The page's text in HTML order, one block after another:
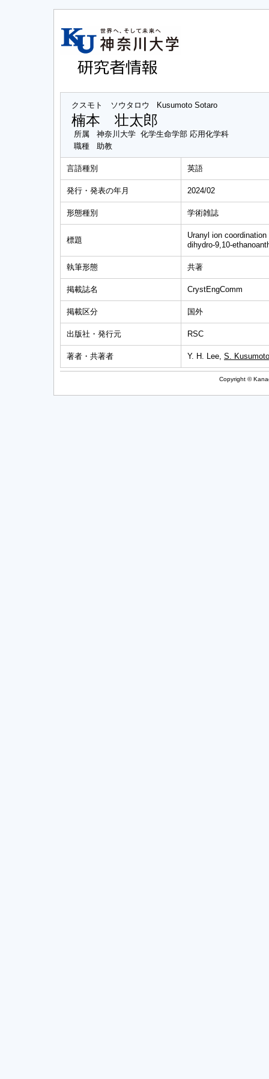
クスモト ソウタロウ Kusumoto Sotaro
楠本 壮太郎
所属
神奈川大学 化学生命学部 応用化学科
職種
助教
言語種別 英語
発行・発表の年月 2024/02
形態種別 学術雑誌
標題
Uranyl ion
dihydro-9,10-
執筆形態 共著
掲載誌名 CrystEngComm
掲載区分 国外
出版社・発行元 RSC
著者・共著者 Y. H. Lee, S. Kusumoto
Copyright ©